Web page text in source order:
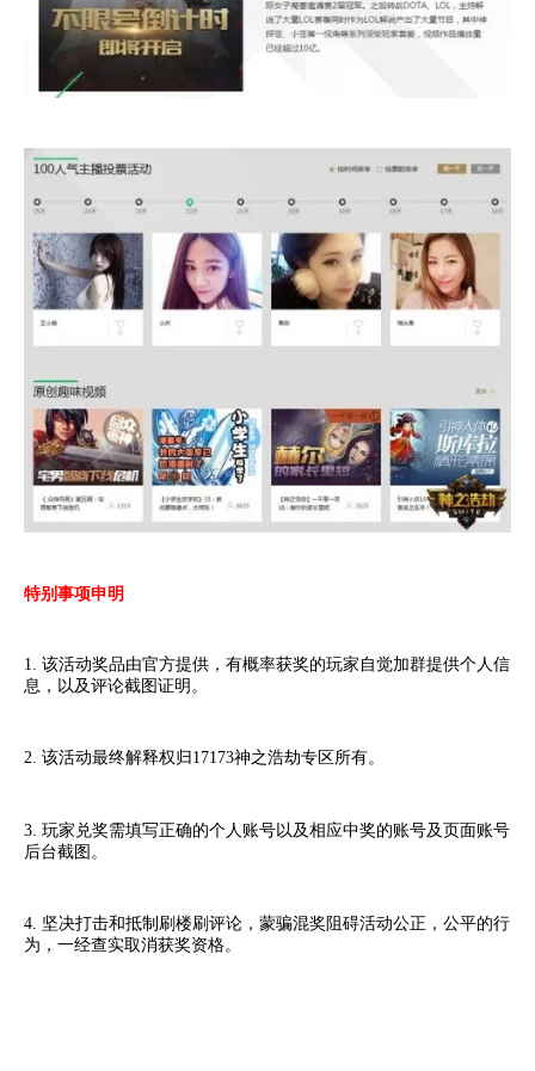
特别事项申明
1. 该活动奖品由官方提供，有概率获奖的玩家自觉加群提供个人信
息，以及评论截图证明。
2. 该活动最终解释权归17173神之浩劫专区所有。
3. 玩家兑奖需填写正确的个人账号以及相应中奖的账号及页面账号
后台截图。
4. 坚决打击和抵制刷楼刷评论，蒙骗混奖阻碍活动公正，公平的行
为，一经查实取消获奖资格。